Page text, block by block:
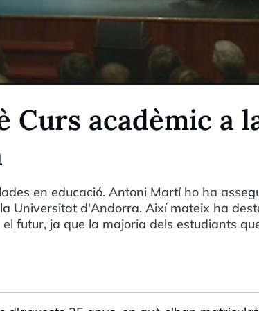
Curs acadèmic a
en educació. Antoni Martí ho ha
Universitat d'Andorra. Així mateix ha
futur, ja que la majoria dels estudiants